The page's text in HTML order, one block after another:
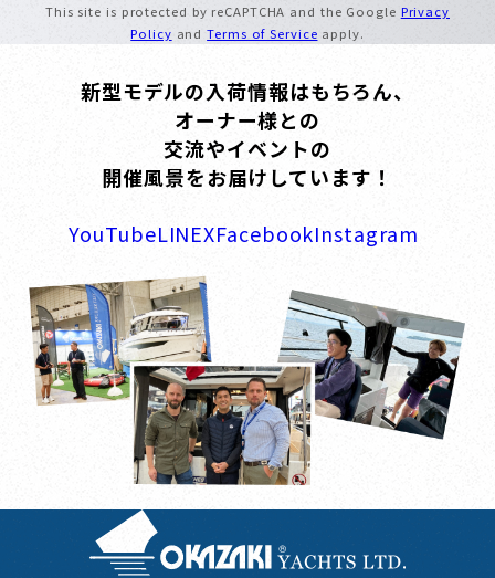
This site is protected by reCAPTCHA and the Google Privacy
Policy andTerms of Service apply.
新型モデルの入荷情報はもちろん、
オーナー様との
交流やイベントの
開催風景をお届けしています！
YouTubeLINEXFacebookInstagram